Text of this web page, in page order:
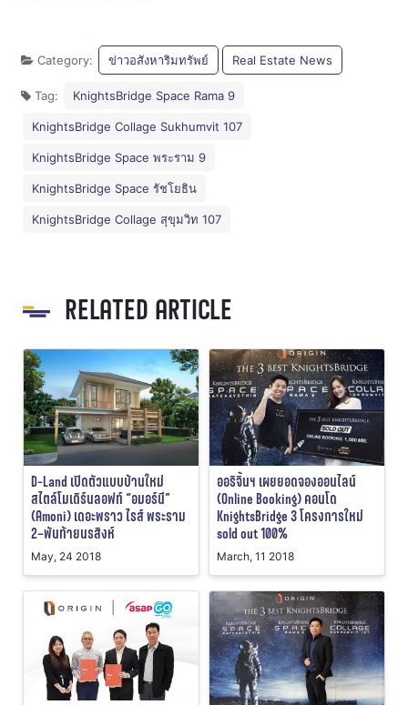
Category: ข่าวอสังหาริมทรัพย์ Real Estate News
Tag: KnightsBridge Space Rama 9
KnightsBridge Collage Sukhumvit 107
KnightsBridge Space พระราม 9
KnightsBridge Space รัชโยธิน
KnightsBridge Collage สุขุมวิท 107
RELATED ARTICLE
D-Land เปิดตัวแบบบ้านใหม่
สไตล์โมเดิร์นลอฟท์ “อมอร์นี”
(Amoni) เดอะพราว ไรส์ พระราม
2–พันท้ายนรสิงห์
May, 24 2018
ออริจิ้นฯ เผยยอดจองออนไลน์
(Online Booking) คอนโด
KnightsBridge 3 โครงการใหม่
sold out 100%
March, 11 2018